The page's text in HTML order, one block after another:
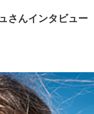
さんインタビュー